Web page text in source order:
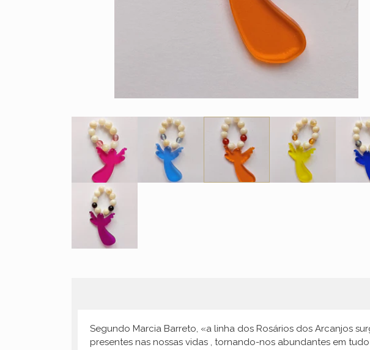
Segundo Marcia Barreto, «a linha dos Rosários dos Arcanjos
presentes nas nossas vidas , tornando-nos abundantes em tudo